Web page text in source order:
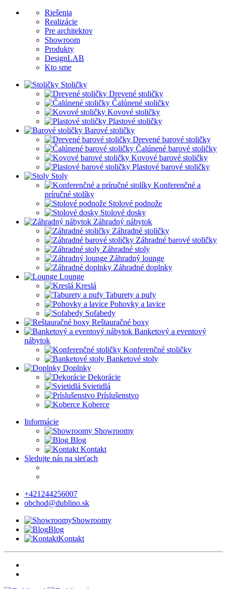
Riešenia
Realizácie
Pre architektov
Showroom
Produkty
DesignLAB
Kto sme
Stoličky
Drevené stoličky
Čalúnené stoličky
Kovové stoličky
Plastové stoličky
Barové stoličky
Drevené barové stoličky
Čalúnené barové stoličky
Kovové barové stoličky
Plastové barové stoličky
Stoly
Konferenčné a
príručné stolíky
Stolové podnože
Stolové dosky
Záhradný nábytok
Záhradné stoličky
Záhradné barové stoličky
Záhradné stoly
Záhradný lounge
Záhradné doplnky
Lounge
Kreslá
Taburety a pufy
Pohovky a lavice
Sofabedy
Reštauračné boxy
Banketový a eventový
nábytok
Konferenčné stoličky
Banketové stoly
Doplnky
Dekorácie
Svietidlá
Príslušenstvo
Koberce
Informácie
Showroomy
Blog
Kontakt
Sledujte nás na sieťach
+421244256007
obchod@dublino.sk
Showroomy
Blog
Kontakt